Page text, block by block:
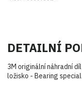
DETAILNÍ
3M originální náhradní
ložisko - Bearing